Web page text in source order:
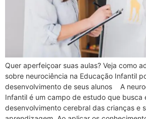
Quer aperfeiçoar suas aulas? Veja como
sobre neurociência na Educação Infantil
desenvolvimento de seus alunos A
Infantil é um campo de estudo que busca
desenvolvimento cerebral das crianças e